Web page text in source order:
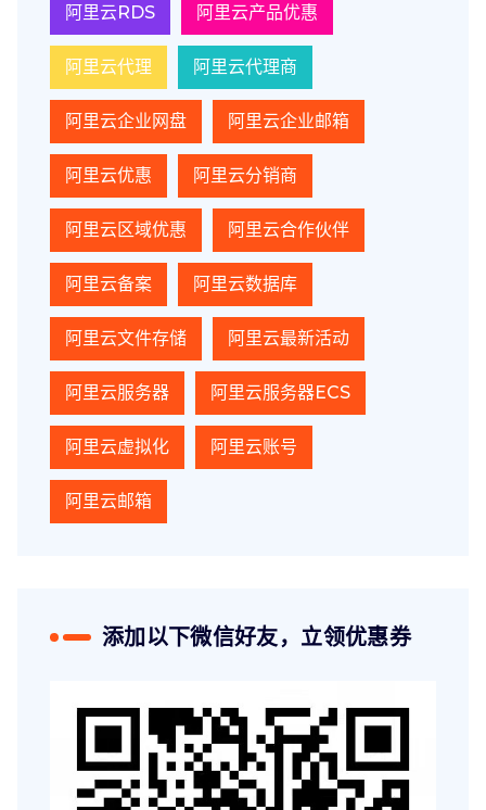
阿里云RDS 阿里云产品优惠
阿里云代理 阿里云代理商
阿里云企业网盘 阿里云企业邮箱
阿里云优惠 阿里云分销商
阿里云区域优惠 阿里云合作伙伴
阿里云备案 阿里云数据库
阿里云文件存储 阿里云最新活动
阿里云服务器 阿里云服务器ECS
阿里云虚拟化 阿里云账号
阿里云邮箱
添加以下微信好友，立领优惠券